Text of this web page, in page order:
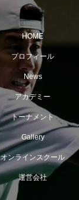
HOME
プロフィール
News
アカデミー
トーナメント
Gallery
オンラインスクール
運営会社